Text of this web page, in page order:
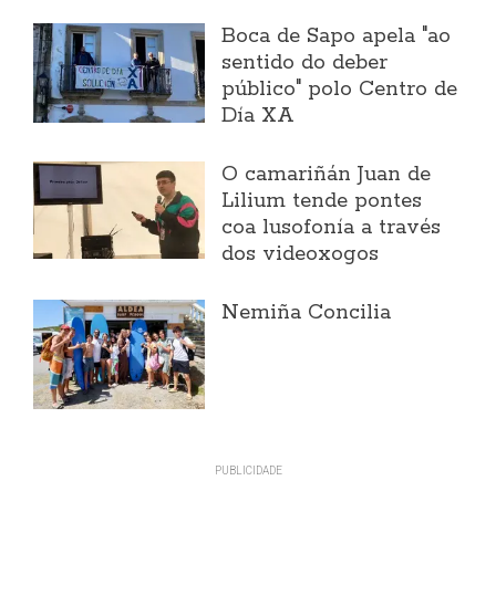
Boca de Sapo apela "ao
sentido do deber
público" polo Centro de
Día XA
O camariñán Juan de
Lilium tende pontes
coa lusofonía a través
dos videoxogos
Nemiña Concilia